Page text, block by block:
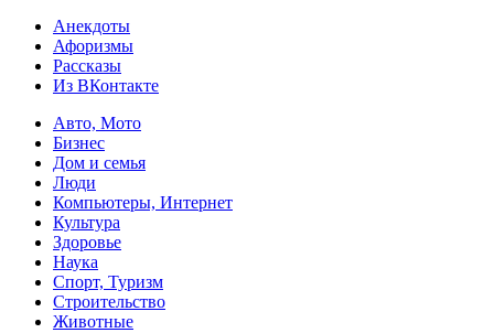
Анекдоты
Афоризмы
Рассказы
Из ВКонтакте
Авто, Мото
Бизнес
Дом и семья
Люди
Компьютеры, Интернет
Культура
Здоровье
Наука
Спорт, Туризм
Строительство
Животные